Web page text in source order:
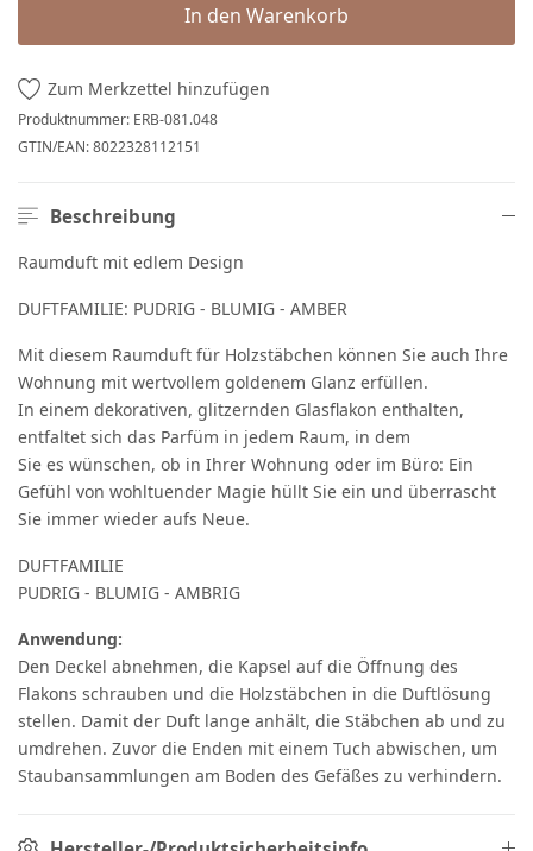
In den Warenkorb
Zum Merkzettel hinzufügen
Produktnummer: ERB-081.048
GTIN/EAN:8022328112151
Beschreibung
Raumduft mit edlem Design
DUFTFAMILIE: PUDRIG - BLUMIG - AMBER
Mit diesem Raumduft für Holzstäbchen können Sie auch Ihre
Wohnung mit wertvollem goldenem Glanz erfüllen.
In einem dekorativen, glitzernden Glasflakon enthalten,
entfaltet sich das Parfüm in jedem Raum, in dem
Sie es wünschen, ob in Ihrer Wohnung oder im Büro: Ein
Gefühl von wohltuender Magie hüllt Sie ein und überrascht
Sie immer wieder aufs Neue.
DUFTFAMILIE
PUDRIG - BLUMIG - AMBRIG
Anwendung:
Den Deckel abnehmen, die Kapsel auf die Öffnung des
Flakons schrauben und die Holzstäbchen in die Duftlösung
stellen. Damit der Duft lange anhält, die Stäbchen ab und zu
umdrehen. Zuvor die Enden mit einem Tuch abwischen, um
Staubansammlungen am Boden des Gefäßes zu verhindern.